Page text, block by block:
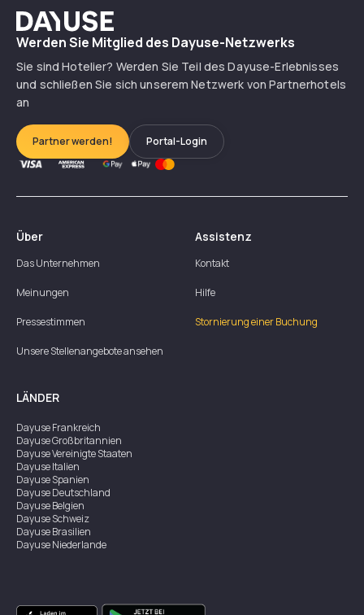
Dayuse
Werden Sie Mitglied des Dayuse-Netzwerks
Sie sind Hotelier? Werden Sie Teil des Dayuse-Erlebnisses
und schließen Sie sich unserem Netzwerk von Partnerhotels
an
Partner werden! Portal-Login
Über
Das Unternehmen
Meinungen
Pressestimmen
Unsere Stellenangebote ansehen
Assistenz
Kontakt
Hilfe
Stornierung einer Buchung
LÄNDER
DayuseFrankreich
DayuseGroßbritannien
DayuseVereinigte Staaten
DayuseItalien
DayuseSpanien
DayuseDeutschland
DayuseBelgien
DayuseSchweiz
DayuseBrasilien
DayuseNiederlande
DayuseKanada